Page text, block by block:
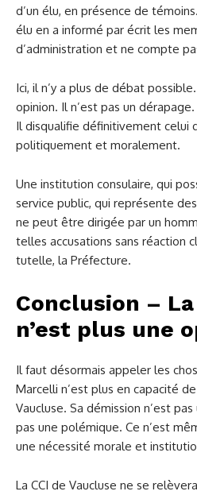
d’un élu, en présence de témoins.
élu en a informé par écrit les
d’administration et ne compte
Ici, il n’y a plus de débat
opinion. Il n’est pas un
Il disqualifie définitivement celui
politiquement et moralement.
Une institution consulaire, qui
service public, qui représente
ne peut être dirigée par un
telles accusations sans réaction
tutelle, la Préfecture.
Conclusion –
n’est plus une
Il faut désormais appeler les
Marcelli n’est plus en capacité
Vaucluse. Sa démission n’est
pas une polémique. Ce n’est
une nécessité morale et
La CCI de Vaucluse ne se